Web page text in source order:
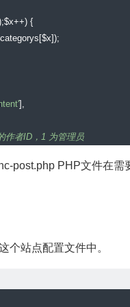
$x++) {
[$x]);
],
作者ID，1 为管理员
post.phpPHP文件在需
个站点配置文件中。